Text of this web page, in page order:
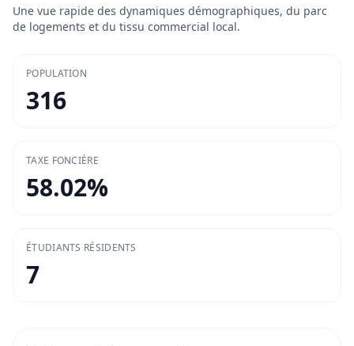
Une vue rapide des dynamiques démographiques, du parc
de logements et du tissu commercial local.
POPULATION
316
TAXE FONCIÈRE
58.02%
ÉTUDIANTS RÉSIDENTS
7